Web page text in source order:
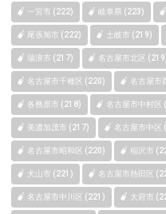
一宮市 (222) 岐阜県 (223)
尾張旭市 (222) 土岐市 (219)
瑞浪市 (217) 名古屋市北区
名古屋市千種区 (220) 名古屋市
各務原市 (218) 名古屋市中村区
美濃加茂市 (217) 名古屋市中区
名古屋市昭和区 (220) 稲沢市
犬山市 (221) 名古屋市熱田区
名古屋市中川区 (221) 大府市